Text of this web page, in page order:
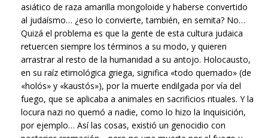
asiático de raza amarilla mongoloide y haberse convertido
al judaísmo… ¿eso lo convierte, también, en semita? No…
Quizá el problema es que la gente de esta cultura judaica
retuercen siempre los términos a su modo, y quieren
arrastrar al resto de la humanidad a su antojo. Holocausto,
en su raíz etimológica griega, significa «todo quemado» (de
«holós» y «kaustós»), por la muerte endilgada por vía del
fuego, que se aplicaba a animales en sacrificios rituales. Y la
locura nazi no quemó a nadie, como lo hizo la Inquisición,
por ejemplo… Así las cosas, existió un genocidio con